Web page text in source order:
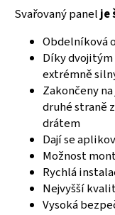
Svařovaný panelje
Obdelníková
Díky
extrémně
Zakončeny
druhé straně
drátem
Dají se
Možnost
Rychlá
Nejvyšší
Vysoká